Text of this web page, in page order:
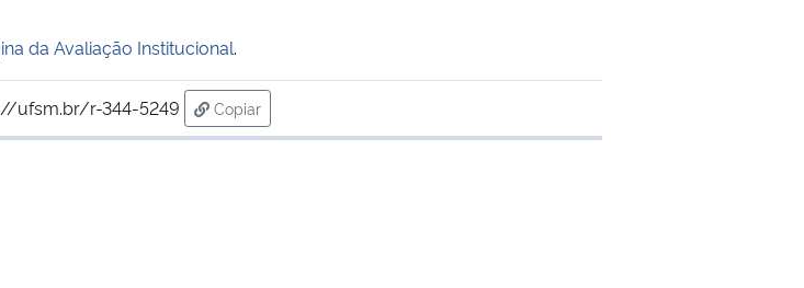
da Avaliação Institucional.
ufsm.br/r-344-5249
Copiar
para área de transferência